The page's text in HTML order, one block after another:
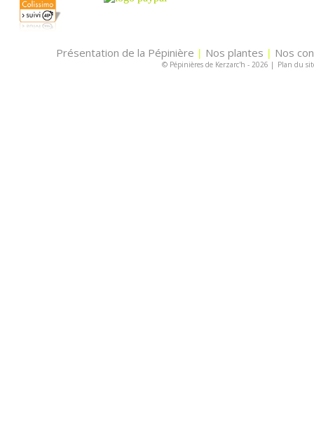
Présentation de la Pépinière | Nos plantes | Nos
© Pépinières de Kerzarc'h - 2026 | Plan du